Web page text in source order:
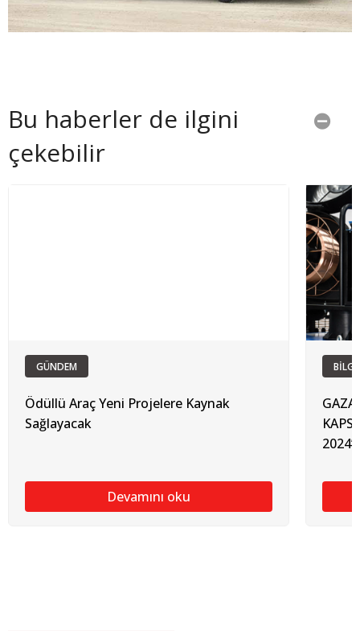
Bu haberler de ilgini
çekebilir
GÜNDEM
Ödüllü Araç Yeni Projelere Kaynak
Sağlayacak
Devamını oku